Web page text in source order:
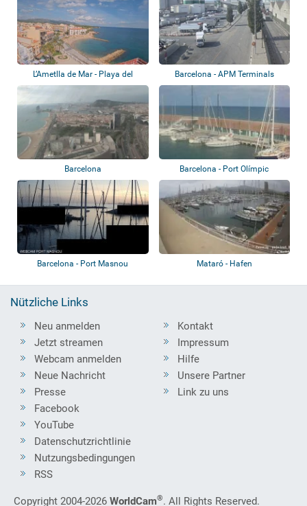
L’Ametlla de Mar - Playa del
Alguer, Pue...
Barcelona - APM Terminals
Barcelona
Barcelona Barcelona - Port Olímpic
Barcelona - Port Masnou Mataró - Hafen
Nützliche Links
Neu anmelden
Jetzt streamen
Webcam anmelden
Neue Nachricht
Presse
Kontakt
Impressum
Hilfe
Unsere Partner
Link zu uns
Facebook
YouTube
Datenschutzrichtlinie
Nutzungsbedingungen
RSS
Copyright 2004-2026 WorldCam®. All Rights Reserved.